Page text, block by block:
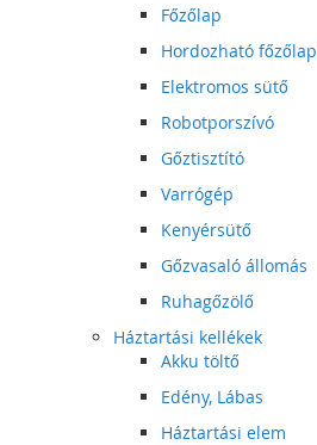
Főzőlap
Hordozható főzőlap
Elektromos sütő
Robotporszívó
Gőztisztító
Varrógép
Kenyérsütő
Gőzvasaló állomás
Ruhagőzölő
Háztartási kellékek
Akku töltő
Edény, Lábas
Háztartási elem